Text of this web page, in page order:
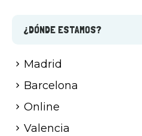
¿DÓNDE ESTAMOS?
Madrid
Barcelona
Online
Valencia